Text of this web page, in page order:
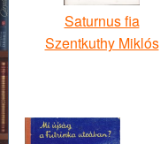
Saturnus fia
Szentkuthy Miklós